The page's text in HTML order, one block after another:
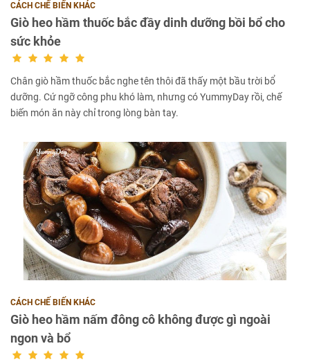
CÁCH CHẾ BIẾN KHÁC
Giò heo hầm thuốc bắc đầy dinh dưỡng bồi bổ cho
sức khỏe
Chân giò hầm thuốc bắc nghe tên thôi đã thấy một bầu trời bổ
dưỡng. Cứ ngỡ công phu khó làm, nhưng có YummyDay rồi, chế
biến món ăn này chỉ trong lòng bàn tay.
CÁCH CHẾ BIẾN KHÁC
Giò heo hầm nấm đông cô không được gì ngoài
ngon và bổ